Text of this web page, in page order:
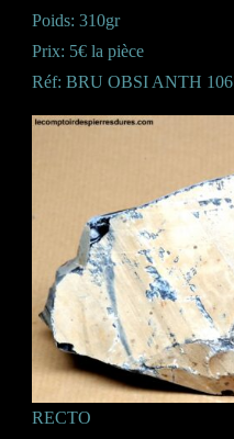
Poids: 310gr
Prix: 5€ la pièce
Réf: BRU OBSI ANTH 106
RECTO